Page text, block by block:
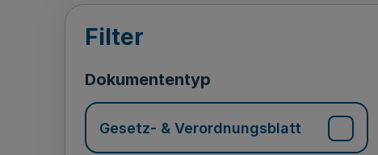
Verkündungsbereich
Filter
Dokumententyp
Gesetz- & Verordnungsblatt